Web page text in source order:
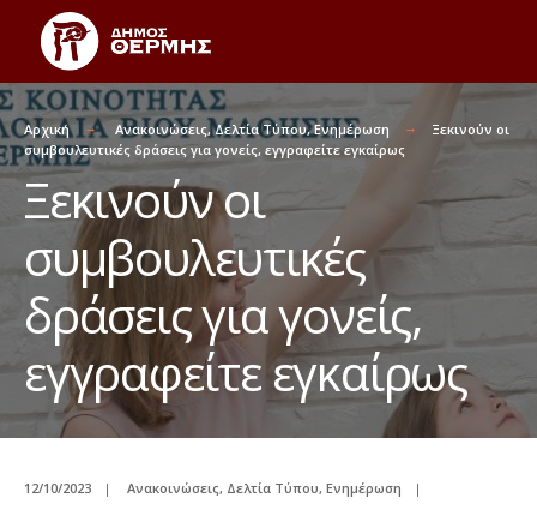
Αρχική Ανακοινώσεις,Δελτία Τύπου,Ενημέρωση
Ξεκινούν οι
συμβουλευτικές δράσεις για γονείς, εγγραφείτε εγκαίρως
Ξεκινούν οι
συμβουλευτικές
δράσεις για γονείς,
εγγραφείτε εγκαίρως
12/10/2023 | Ανακοινώσεις, Δελτία Τύπου, Ενημέρωση |